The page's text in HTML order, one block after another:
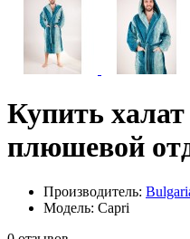
Купить
плюшевой
Производитель:
Модель: Capri